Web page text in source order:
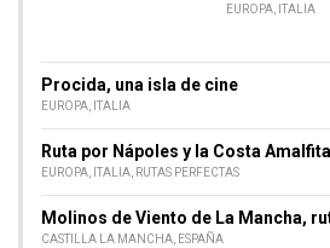
EUROPA, ITALIA
Procida, una isla de cine
EUROPA, ITALIA
Ruta por Nápoles y la Costa
EUROPA, ITALIA, RUTAS PERFECTAS
Molinos de Viento de La Mancha,
CASTILLA LA MANCHA, ESPAÑA